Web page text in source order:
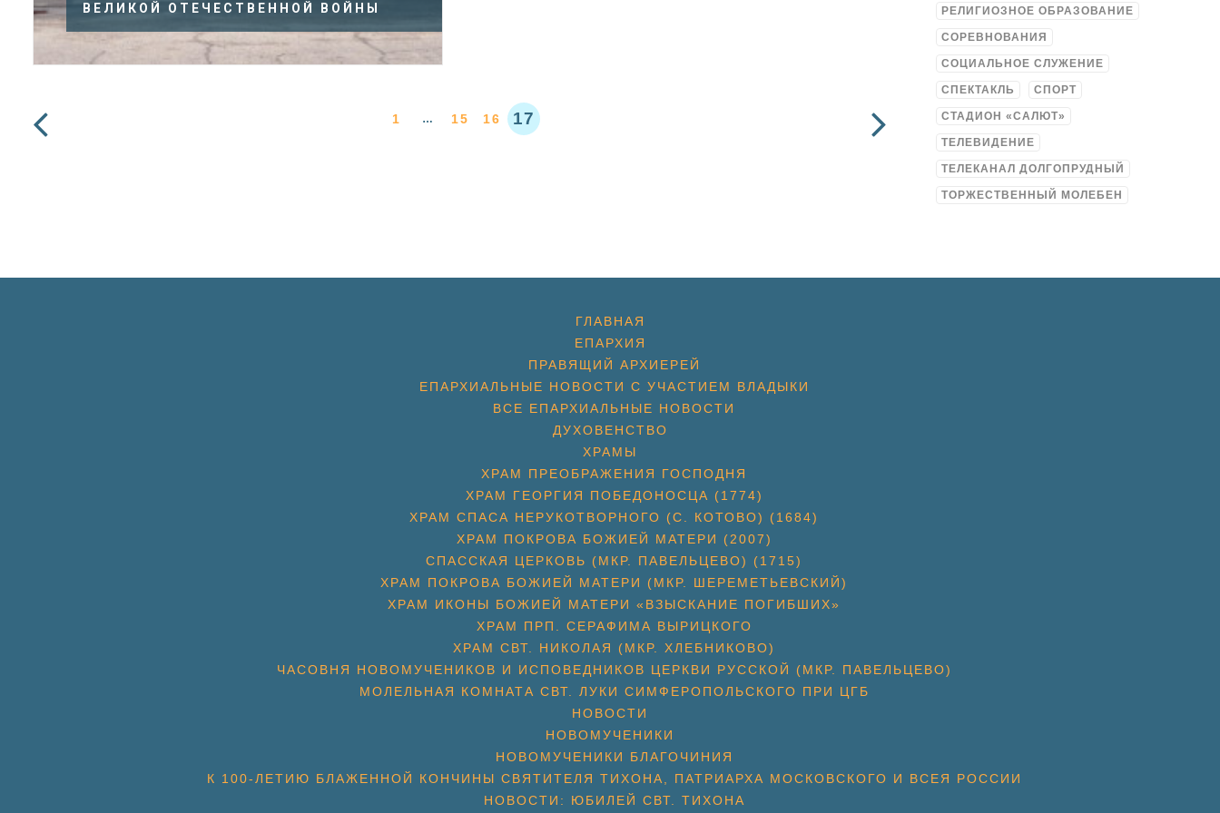
ВЕЛИКОЙ ОТЕЧЕСТВЕННОЙ ВОЙНЫ
1 … 15 16 17
РЕЛИГИОЗНОЕ ОБРАЗОВАНИЕ
СОРЕВНОВАНИЯ
СОЦИАЛЬНОЕ СЛУЖЕНИЕ
СПЕКТАКЛЬ СПОРТ
СТАДИОН «САЛЮТ»
ТЕЛЕВИДЕНИЕ
ТЕЛЕКАНАЛ ДОЛГОПРУДНЫЙ
ТОРЖЕСТВЕННЫЙ МОЛЕБЕН
ГЛАВНАЯ
ЕПАРХИЯ
ПРАВЯЩИЙ АРХИЕРЕЙ
ЕПАРХИАЛЬНЫЕ НОВОСТИ С УЧАСТИЕМ ВЛАДЫКИ
ВСЕ ЕПАРХИАЛЬНЫЕ НОВОСТИ
ДУХОВЕНСТВО
ХРАМЫ
ХРАМ ПРЕОБРАЖЕНИЯ ГОСПОДНЯ
ХРАМ ГЕОРГИЯ ПОБЕДОНОСЦА (1774)
ХРАМ СПАСА НЕРУКОТВОРНОГО (С. КОТОВО) (1684)
ХРАМ ПОКРОВА БОЖИЕЙ МАТЕРИ (2007)
СПАССКАЯ ЦЕРКОВЬ (МКР. ПАВЕЛЬЦЕВО) (1715)
ХРАМ ПОКРОВА БОЖИЕЙ МАТЕРИ (МКР. ШЕРЕМЕТЬЕВСКИЙ)
ХРАМ ИКОНЫ БОЖИЕЙ МАТЕРИ «ВЗЫСКАНИЕ ПОГИБШИХ»
ХРАМ ПРП. СЕРАФИМА ВЫРИЦКОГО
ХРАМ СВТ. НИКОЛАЯ (МКР. ХЛЕБНИКОВО)
ЧАСОВНЯ НОВОМУЧЕНИКОВ И ИСПОВЕДНИКОВ ЦЕРКВИ РУССКОЙ (МКР. ПАВЕЛЬЦЕВО)
МОЛЕЛЬНАЯ КОМНАТА СВТ. ЛУКИ СИМФЕРОПОЛЬСКОГО ПРИ ЦГБ
НОВОСТИ
НОВОМУЧЕНИКИ
НОВОМУЧЕНИКИ БЛАГОЧИНИЯ
К 100-ЛЕТИЮ БЛАЖЕННОЙ КОНЧИНЫ СВЯТИТЕЛЯ ТИХОНА, ПАТРИАРХА МОСКОВСКОГО И ВСЕЯ РОССИИ
НОВОСТИ: ЮБИЛЕЙ СВТ. ТИХОНА